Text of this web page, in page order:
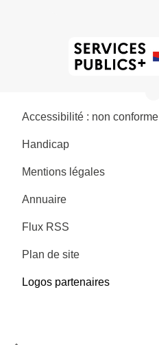
Accessibilité : non conforme
Handicap
Mentions légales
Annuaire
Flux RSS
Plan de site
Logos partenaires